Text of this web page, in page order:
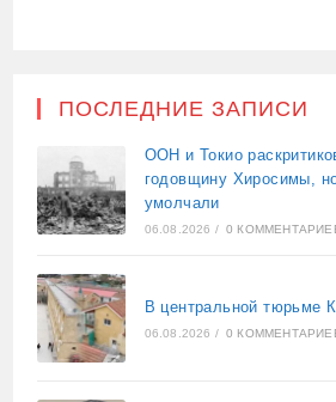
ПОСЛЕДНИЕ ЗАПИСИ
ООН и Токио
годовщину Хиросимы,
умолчали
06.08.2026 / 0
В центральной тюрьме
06.08.2026 / 0